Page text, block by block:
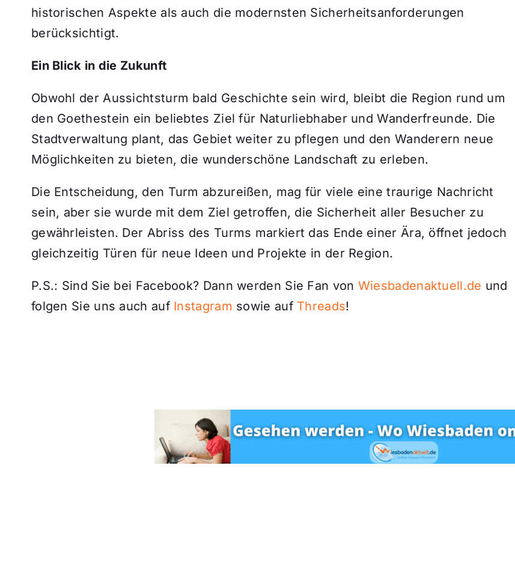
historischen Aspekte als auch die modernsten Sicherheitsanforderungen
berücksichtigt.
Ein Blick in die Zukunft
Obwohl der Aussichtsturm bald Geschichte sein wird, bleibt die Region rund um
den Goethestein ein beliebtes Ziel für Naturliebhaber und Wanderfreunde. Die
Stadtverwaltung plant, das Gebiet weiter zu pflegen und den Wanderern neue
Möglichkeiten zu bieten, die wunderschöne Landschaft zu erleben.
Die Entscheidung, den Turm abzureißen, mag für viele eine traurige Nachricht
sein, aber sie wurde mit dem Ziel getroffen, die Sicherheit aller Besucher zu
gewährleisten. Der Abriss des Turms markiert das Ende einer Ära, öffnet jedoch
gleichzeitig Türen für neue Ideen und Projekte in der Region.
P.S.: Sind Sie bei Facebook? Dann werden Sie Fan von Wiesbadenaktuell.de und
folgen Sie uns auch auf Instagram sowie auf Threads!